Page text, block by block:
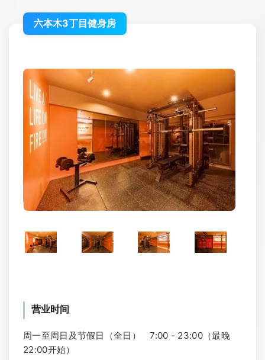
六本木3丁目健身房
营业时间
周一至周日及节假日（全日） 7:00 - 23:00（最晚
22:00开始）